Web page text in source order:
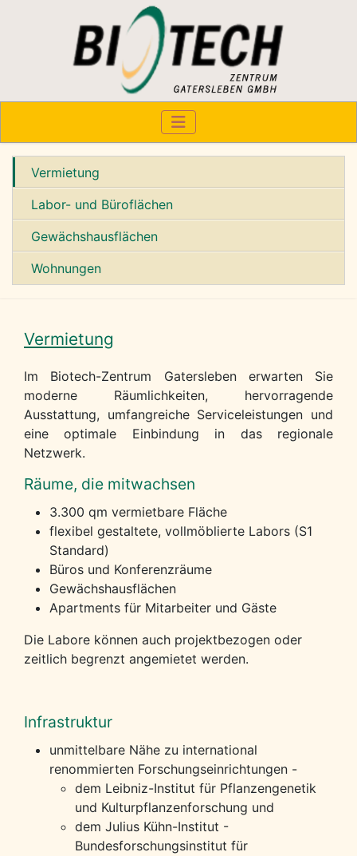
Vermietung
Labor- und Büroflächen
Gewächshausflächen
Wohnungen
Vermietung
Im Biotech-Zentrum Gatersleben erwarten Sie
moderne Räumlichkeiten, hervorragende
Ausstattung, umfangreiche Serviceleistungen und
eine optimale Einbindung in das regionale
Netzwerk.
Räume, die mitwachsen
3.300 qm vermietbare Fläche
flexibel gestaltete, vollmöblierte Labors (S1
Standard)
Büros und Konferenzräume
Gewächshausflächen
Apartments für Mitarbeiter und Gäste
Die Labore können auch projektbezogen oder
zeitlich begrenzt angemietet werden.
Infrastruktur
unmittelbare Nähe zu international
renommierten Forschungseinrichtungen -
dem Leibniz-Institut für Pflanzengenetik
und Kulturpflanzenforschung und
dem Julius Kühn-Institut -
Bundesforschungsinstitut für